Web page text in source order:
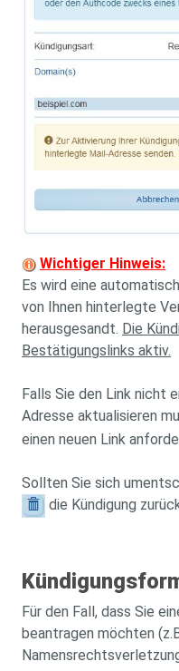
Wichtiger Hinweis:
Es wird eine
von Ihnen hinterlegte
herausgesandt. Die
Bestätigungslinks aktiv.
Falls Sie den Link nicht
Adresse aktualisieren
einen neuen Link
Sollten Sie sich
die Kündigung
Für den Fall, dass Sie
beantragen möchten